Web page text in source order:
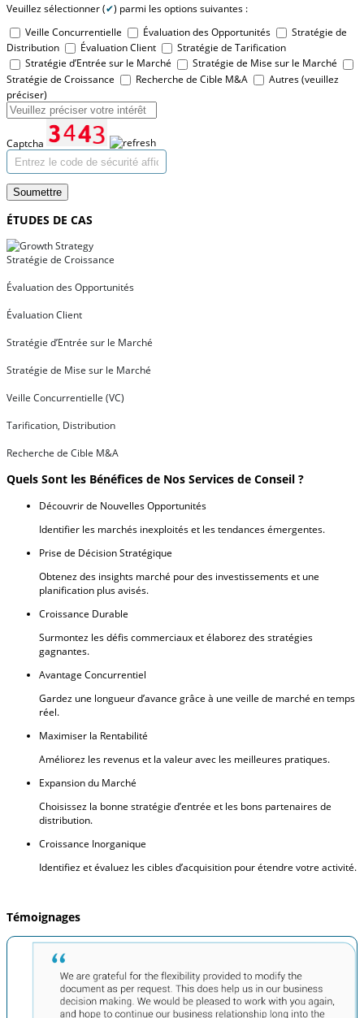
Veuillez sélectionner (✔) parmi les options suivantes :
Veille Concurrentielle
Évaluation des Opportunités
Stratégie de
Distribution
Évaluation Client
Stratégie de Tarification
Stratégie d’Entrée sur le Marché
Stratégie de Mise sur le Marché
Stratégie de Croissance
Recherche de Cible M&A
Autres (veuillez
préciser)
Captcha
Soumettre
ÉTUDES DE CAS
Stratégie de Croissance
Évaluation des Opportunités
Évaluation Client
Stratégie d’Entrée sur le Marché
Stratégie de Mise sur le Marché
Veille Concurrentielle (VC)
Tarification, Distribution
Recherche de Cible M&A
Quels Sont les Bénéfices de Nos Services de Conseil ?
Découvrir de Nouvelles Opportunités
Identifier les marchés inexploités et les tendances émergentes.
Prise de Décision Stratégique
Obtenez des insights marché pour des investissements et une
planification plus avisés.
Croissance Durable
Surmontez les défis commerciaux et élaborez des stratégies
gagnantes.
Avantage Concurrentiel
Gardez une longueur d’avance grâce à une veille de marché en temps
réel.
Maximiser la Rentabilité
Améliorez les revenus et la valeur avec les meilleures pratiques.
Expansion du Marché
Choisissez la bonne stratégie d’entrée et les bons partenaires de
distribution.
Croissance Inorganique
Identifiez et évaluez les cibles d’acquisition pour étendre votre activité.
Témoignages